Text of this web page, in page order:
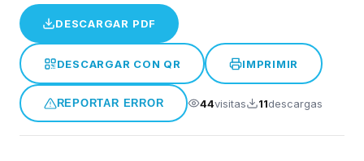
Autoridades
Digesto Municipal
Honorable Concejo Deliverante
DESCARGAR PDF
DESCARGAR CON QR IMPRIMIR
REPORTAR ERROR 44visitas 11descargas